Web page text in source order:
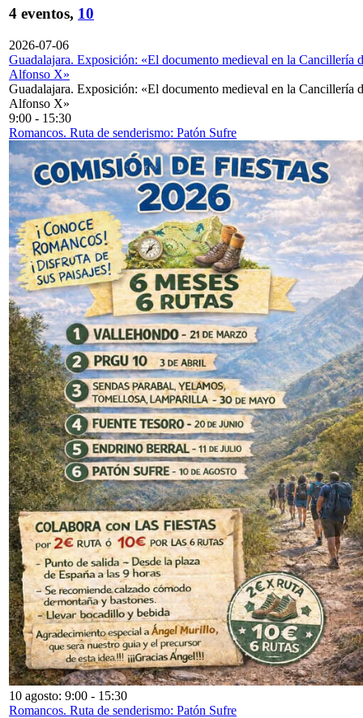
4 eventos, 10
2026-07-06
Guadalajara. Exposición: «El documento medieval en la Cancillería
Alfonso X»
Guadalajara. Exposición: «El documento medieval en la Cancillería
Alfonso X»
9:00 - 15:30
Romancos. Ruta de senderismo: Patón Sufre
10 agosto: 9:00 - 15:30
Romancos. Ruta de senderismo: Patón Sufre